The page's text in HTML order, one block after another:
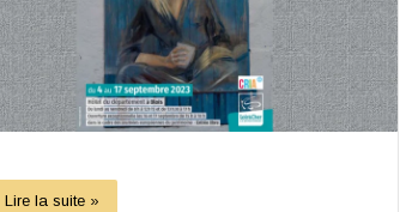
Lire la suite »